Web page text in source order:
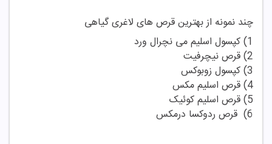
چند نمونه از بهترین قرص های لاغری گیاهی
1) کپسول اسلیم می نچرال ورد
2) قرص نیچرفیت
3) کپسول زوبوکس
4) قرص اسلیم مکس
5) قرص اسلیم کوئیک
6) قرص ردوکسا درمکس